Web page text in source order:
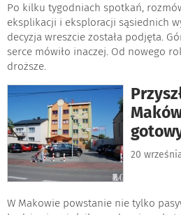
Po kilku tygodniach spotkań,
eksplikacji i eksploracji sąsiednich
decyzja wreszcie została podjęta.
serce mówiło inaczej. Od nowego
droższe.
20
W Makowie powstanie nie tylko